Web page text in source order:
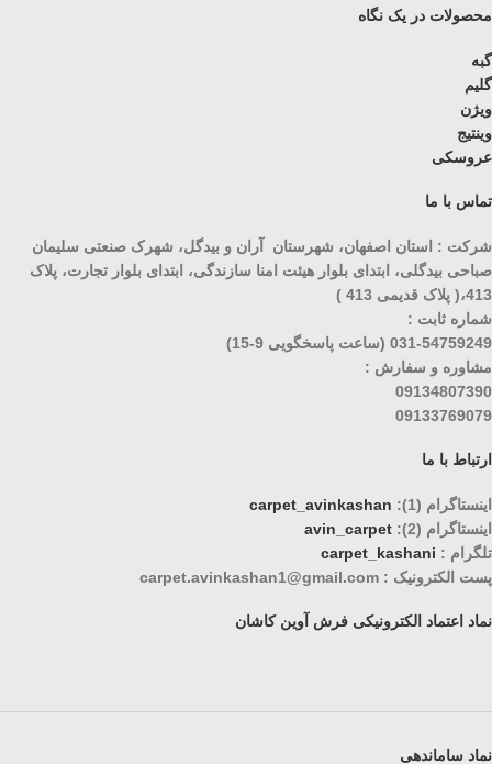
محصولات در یک نگاه
گبه
گلیم
ویژن
وینتیج
عروسکی
تماس با ما
شرکت : استان اصفهان، شهرستان آران و بیدگل، شهرک صنعتی سلیمان
صباحی بیدگلی، ابتدای بلوار هیئت امنا سازندگی، ابتدای بلوار تجارت، پلاک
413،( پلاک قدیمی 413 )
شماره ثابت :
031-54759249 (ساعت پاسخگویی 9-15)
مشاوره و سفارش :
09134807390
09133769079
ارتباط با ما
اینستاگرام (1):
carpet_avinkashan
اینستاگرام (2):
avin_carpet
تلگرام : carpet_kashani
پست الکترونیک : carpet.avinkashan1@gmail.com
نماد اعتماد الکترونیکی فرش آوین کاشان
نماد ساماندهی